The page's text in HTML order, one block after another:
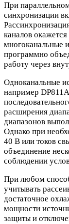
При
синхронизации
каналов
многоканальные
программно
работу через
Одноканальные
например
расширения
диапазонов
Однако при
40 В или токов
объединение
соблюдении
При любом
учитывать
достаточное
мощности
защиты и